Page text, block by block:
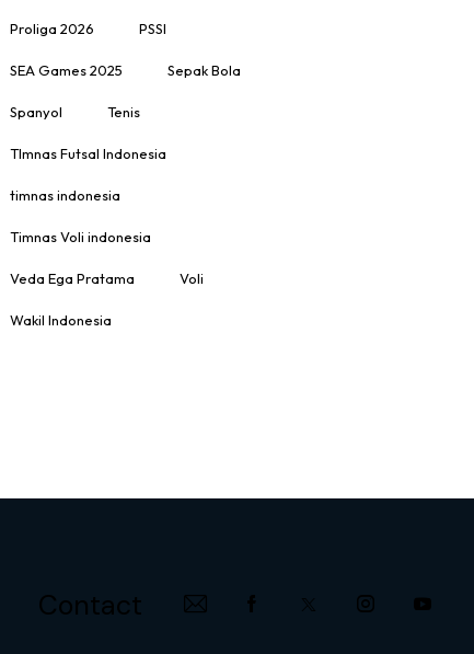
Proliga 2026 PSSI
SEA Games 2025 Sepak Bola
Spanyol Tenis
TImnas Futsal Indonesia
timnas indonesia
Timnas Voli indonesia
Veda Ega Pratama Voli
Wakil Indonesia
Contact